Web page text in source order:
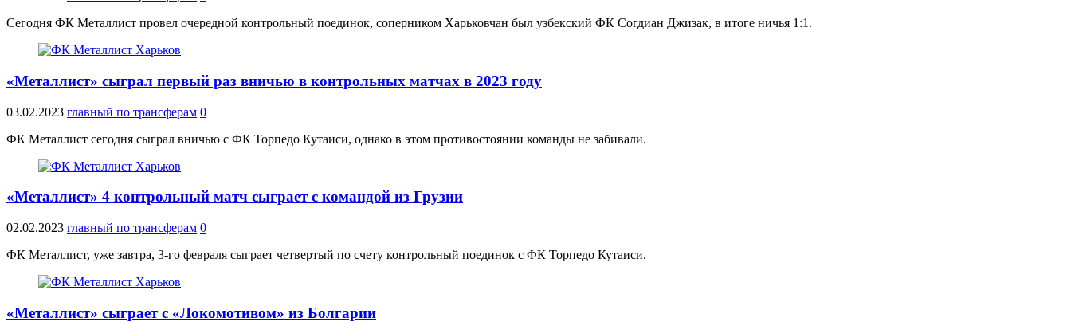
Сегодня ФК Металлист провел очередной контрольный поединок, соперником Харьковчан был узбекский ФК Согдиан Джизак, в итоге ничья 1:1.
«Металлист» сыграл первый раз вничью в контрольных матчах в 2023 году
03.02.2023 главный по трансферам 0
ФК Металлист сегодня сыграл вничью с ФК Торпедо Кутаиси, однако в этом противостоянии команды не забивали.
«Металлист» 4 контрольный матч сыграет с командой из Грузии
02.02.2023 главный по трансферам 0
ФК Металлист, уже завтра, 3-го февраля сыграет четвертый по счету контрольный поединок с ФК Торпедо Кутаиси.
«Металлист» сыграет с «Локомотивом» из Болгарии